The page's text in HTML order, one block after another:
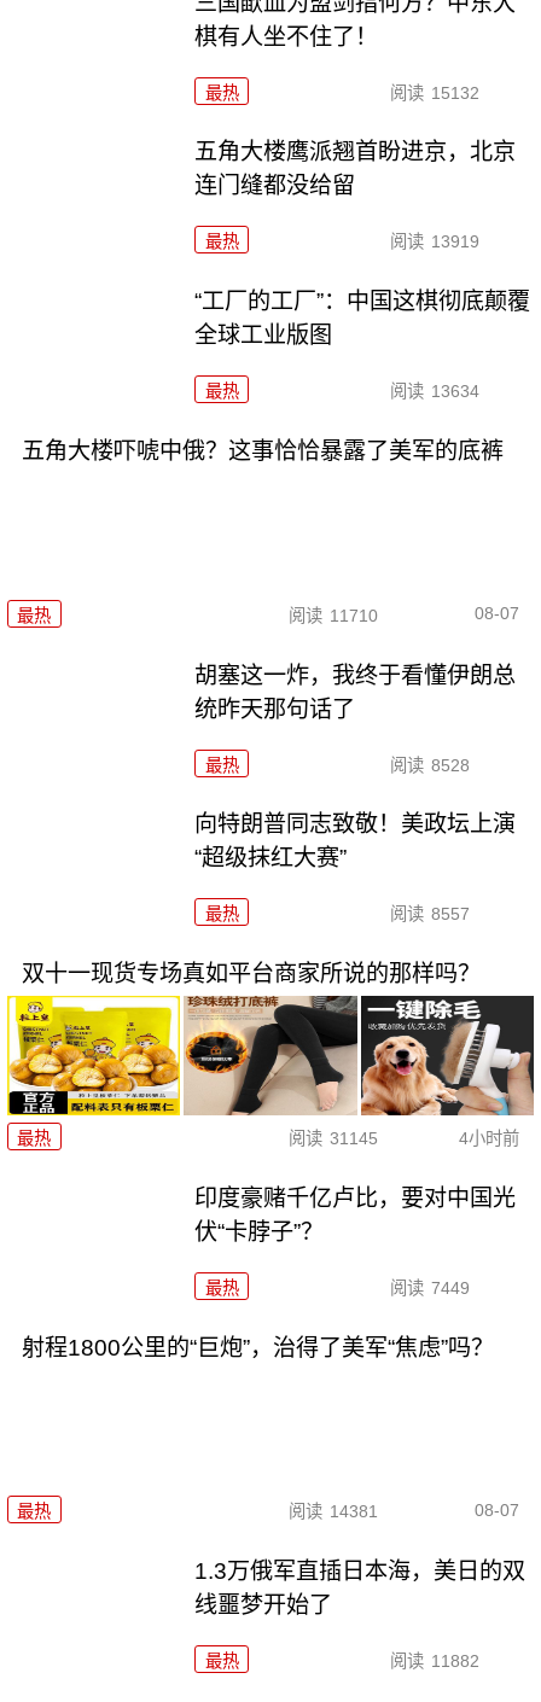
棋有人坐不住了！
最热 阅读 15132
五角大楼鹰派翘首盼进京，北京
连门缝都没给留
最热 阅读 13919
“工厂的工厂”：中国这棋彻底颠覆
全球工业版图
最热 阅读 13634
五角大楼吓唬中俄？这事恰恰暴露了美军的底裤
最热 阅读 11710 08-07
胡塞这一炸，我终于看懂伊朗总
统昨天那句话了
最热 阅读 8528
向特朗普同志致敬！美政坛上演
“超级抹红大赛”
最热 阅读 8557
双十一现货专场真如平台商家所说的那样吗？
最热 阅读 31145 4小时前
印度豪赌千亿卢比，要对中国光
伏“卡脖子”？
最热 阅读 7449
射程1800公里的“巨炮”，治得了美军“焦虑”吗？
最热 阅读 14381 08-07
1.3万俄军直插日本海，美日的双
线噩梦开始了
最热 阅读 11882